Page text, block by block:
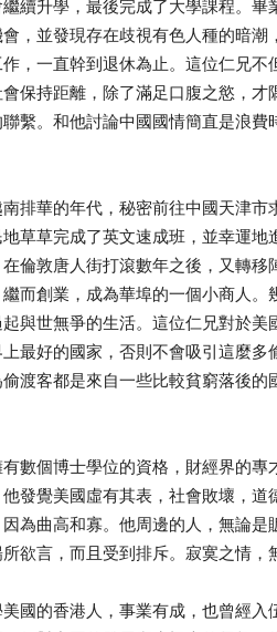
續升學，最後完成了大學課程。畢
，並發現存在歧視有色人種的暗潮
，一直幹到退休為止。這位仁兄不
保持距離，除了滿足口腹之慾，才
繫。和他討論中國國情簡直是浪費
排華的年代，秘密前往中國天津市
草草完成了英文速成班，並幸運地
倫敦唐人街打滾數年之後，又轉
而創業，成為華埠的一個小商人。
與世無爭的生活。這位仁兄對於美
最好的國家，否則不會吸引這麼多
渡客都是來自一些比較貧窮落後的
數個博士學位的資格，財經界的專
發覺美國虛有其表，社會敗壞，道
為曲高和寡。他周邊的人，無論是
欲言，而且受到排斥。寂寞之情，
國的香港人，事業有成，也曾經入